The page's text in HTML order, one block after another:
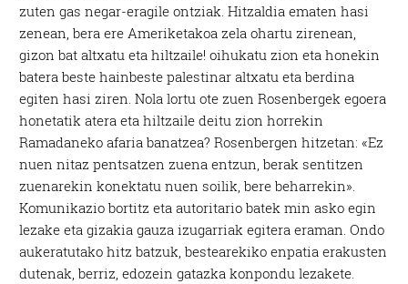
zuten gas negar-eragile ontziak. Hitzaldia ematen hasi
zenean, bera ere Ameriketakoa zela ohartu zirenean,
gizon bat altxatu eta hiltzaile! oihukatu zion eta honekin
batera beste hainbeste palestinar altxatu eta berdina
egiten hasi ziren. Nola lortu ote zuen Rosenbergek egoera
honetatik atera eta hiltzaile deitu zion horrekin
Ramadaneko afaria banatzea? Rosenbergen hitzetan: «Ez
nuen nitaz pentsatzen zuena entzun, berak sentitzen
zuenarekin konektatu nuen soilik, bere beharrekin».
Komunikazio bortitz eta autoritario batek min asko egin
lezake eta gizakia gauza izugarriak egitera eraman. Ondo
aukeratutako hitz batzuk, bestearekiko enpatia erakusten
dutenak, berriz, edozein gatazka konpondu lezakete.